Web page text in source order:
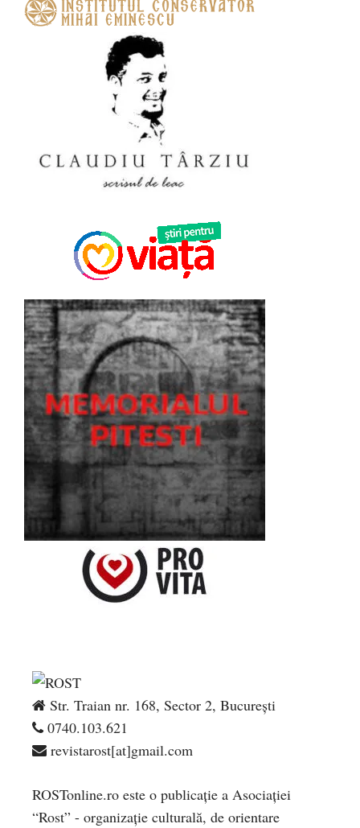
Str. Traian nr. 168, Sector 2, București
0740.103.621
revistarost[at]gmail.com
ROSTonline.ro este o publicaţie a Asociaţiei
“Rost” - organizaţie culturală, de orientare